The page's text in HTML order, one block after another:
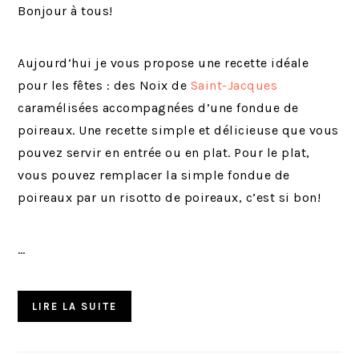
Bonjour à tous!
Aujourd’hui je vous propose une recette idéale
pour les fêtes : des Noix de Saint-Jacques
caramélisées accompagnées d’une fondue de
poireaux. Une recette simple et délicieuse que vous
pouvez servir en entrée ou en plat. Pour le plat,
vous pouvez remplacer la simple fondue de
poireaux par un risotto de poireaux, c’est si bon!
…
LIRE LA SUITE